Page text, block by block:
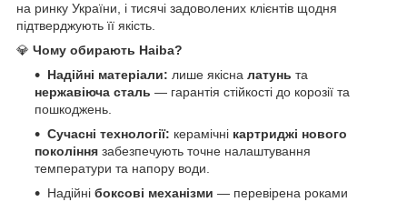
на ринку України, і тисячі задоволених клієнтів щодня
підтверджують її якість.
💎 Чому обирають Haiba?
Надійні матеріали: лише якісна латунь та
нержавіюча сталь — гарантія стійкості до корозії та
пошкоджень.
Сучасні технології: керамічні картриджі нового
покоління забезпечують точне налаштування
температури та напору води.
Надійні боксові механізми — перевірена роками